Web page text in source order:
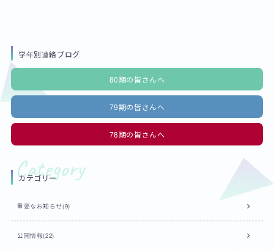
学年別連絡ブログ
80期の皆さんへ
79期の皆さんへ
78期の皆さんへ
カテゴリー
重要なお知らせ(9)
公開情報(22)